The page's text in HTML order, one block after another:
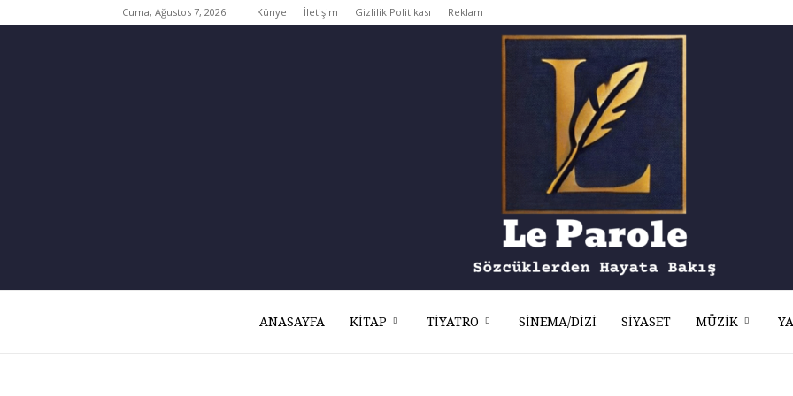
Cuma, Ağustos 7, 2026 Künye İletişim Gizlilik Politikası Reklam
ANASAYFA KITAP TIYATRO SINEMA/DIZI SIYASET MÜZIK